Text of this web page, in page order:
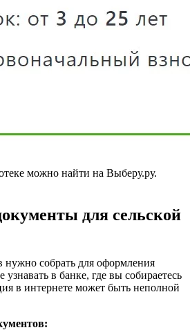
можно найти на Выберу.ру.
для сельской
нужно собрать для оформления
в банке, где вы собираетесь
в интернете может быть неполной